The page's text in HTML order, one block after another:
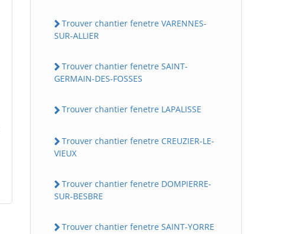
Trouver chantier fenetre VARENNES-
SUR-ALLIER
Trouver chantier fenetre SAINT-
GERMAIN-DES-FOSSES
Trouver chantier fenetre LAPALISSE
Trouver chantier fenetre CREUZIER-LE-
VIEUX
Trouver chantier fenetre DOMPIERRE-
SUR-BESBRE
Trouver chantier fenetre SAINT-YORRE